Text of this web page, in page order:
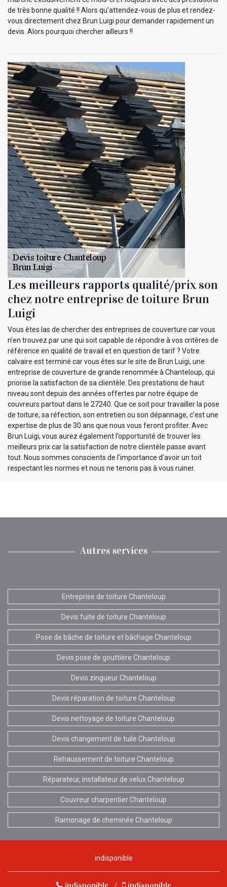
de très bonne qualité !! Alors qu’attendez-vous de plus et rendez-
vous directement chez Brun Luigi pour demander rapidement un
devis. Alors pourquoi chercher ailleurs !!
Les meilleurs rapports qualité/prix son
chez notre entreprise de toiture Brun
Luigi
Vous êtes las de chercher des entreprises de couverture car vous
n’en trouvez par une qui soit capable de répondre à vos critères de
référence en qualité de travail et en question de tarif ? Votre
calvaire est terminé car vous êtes sur le site de Brun Luigi, une
entreprise de couverture de grande renommée à Chanteloup, qui
priorise la satisfaction de sa clientèle. Des prestations de haut
niveau sont depuis des années offertes par notre équipe de
couvreurs partout dans le 27240. Que ce soit pour travailler la pose
de toiture, sa réfection, son entretien ou son dépannage, c’est une
expertise de plus de 30 ans que nous vous feront profiter. Avec
Brun Luigi, vous aurez également l’opportunité de trouver les
meilleurs prix car la satisfaction de notre clientèle passe avant
tout. Nous sommes conscients de l’importance d’avoir un toit
respectant les normes et nous ne tenons pas à vous ruiner.
Autres services
Entreprise de toiture Chanteloup
Devis fuite de toiture Chanteloup
Pose de bâche de toiture et bâchage Chanteloup
Devis pose de gouttière Chanteloup
Devis zingueur Chanteloup
Devis réparation de toiture Chanteloup
Devis nettoyage de toiture Chanteloup
Devis changement de tuile Chanteloup
Rehaussement de toiture Chanteloup
Réparateur, installateur de velux Chanteloup
Couvreur charpentier Chanteloup
Ramonage de cheminée Chanteloup
indisponible